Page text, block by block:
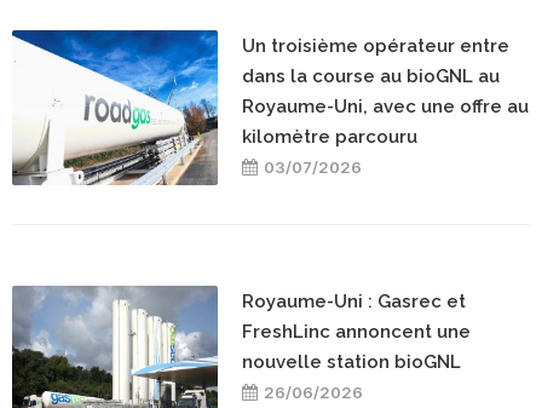
Un troisième opérateur entre
dans la course au bioGNL au
Royaume-Uni, avec une offre au
kilomètre parcouru
03/07/2026
Royaume-Uni : Gasrec et
FreshLinc annoncent une
nouvelle station bioGNL
26/06/2026